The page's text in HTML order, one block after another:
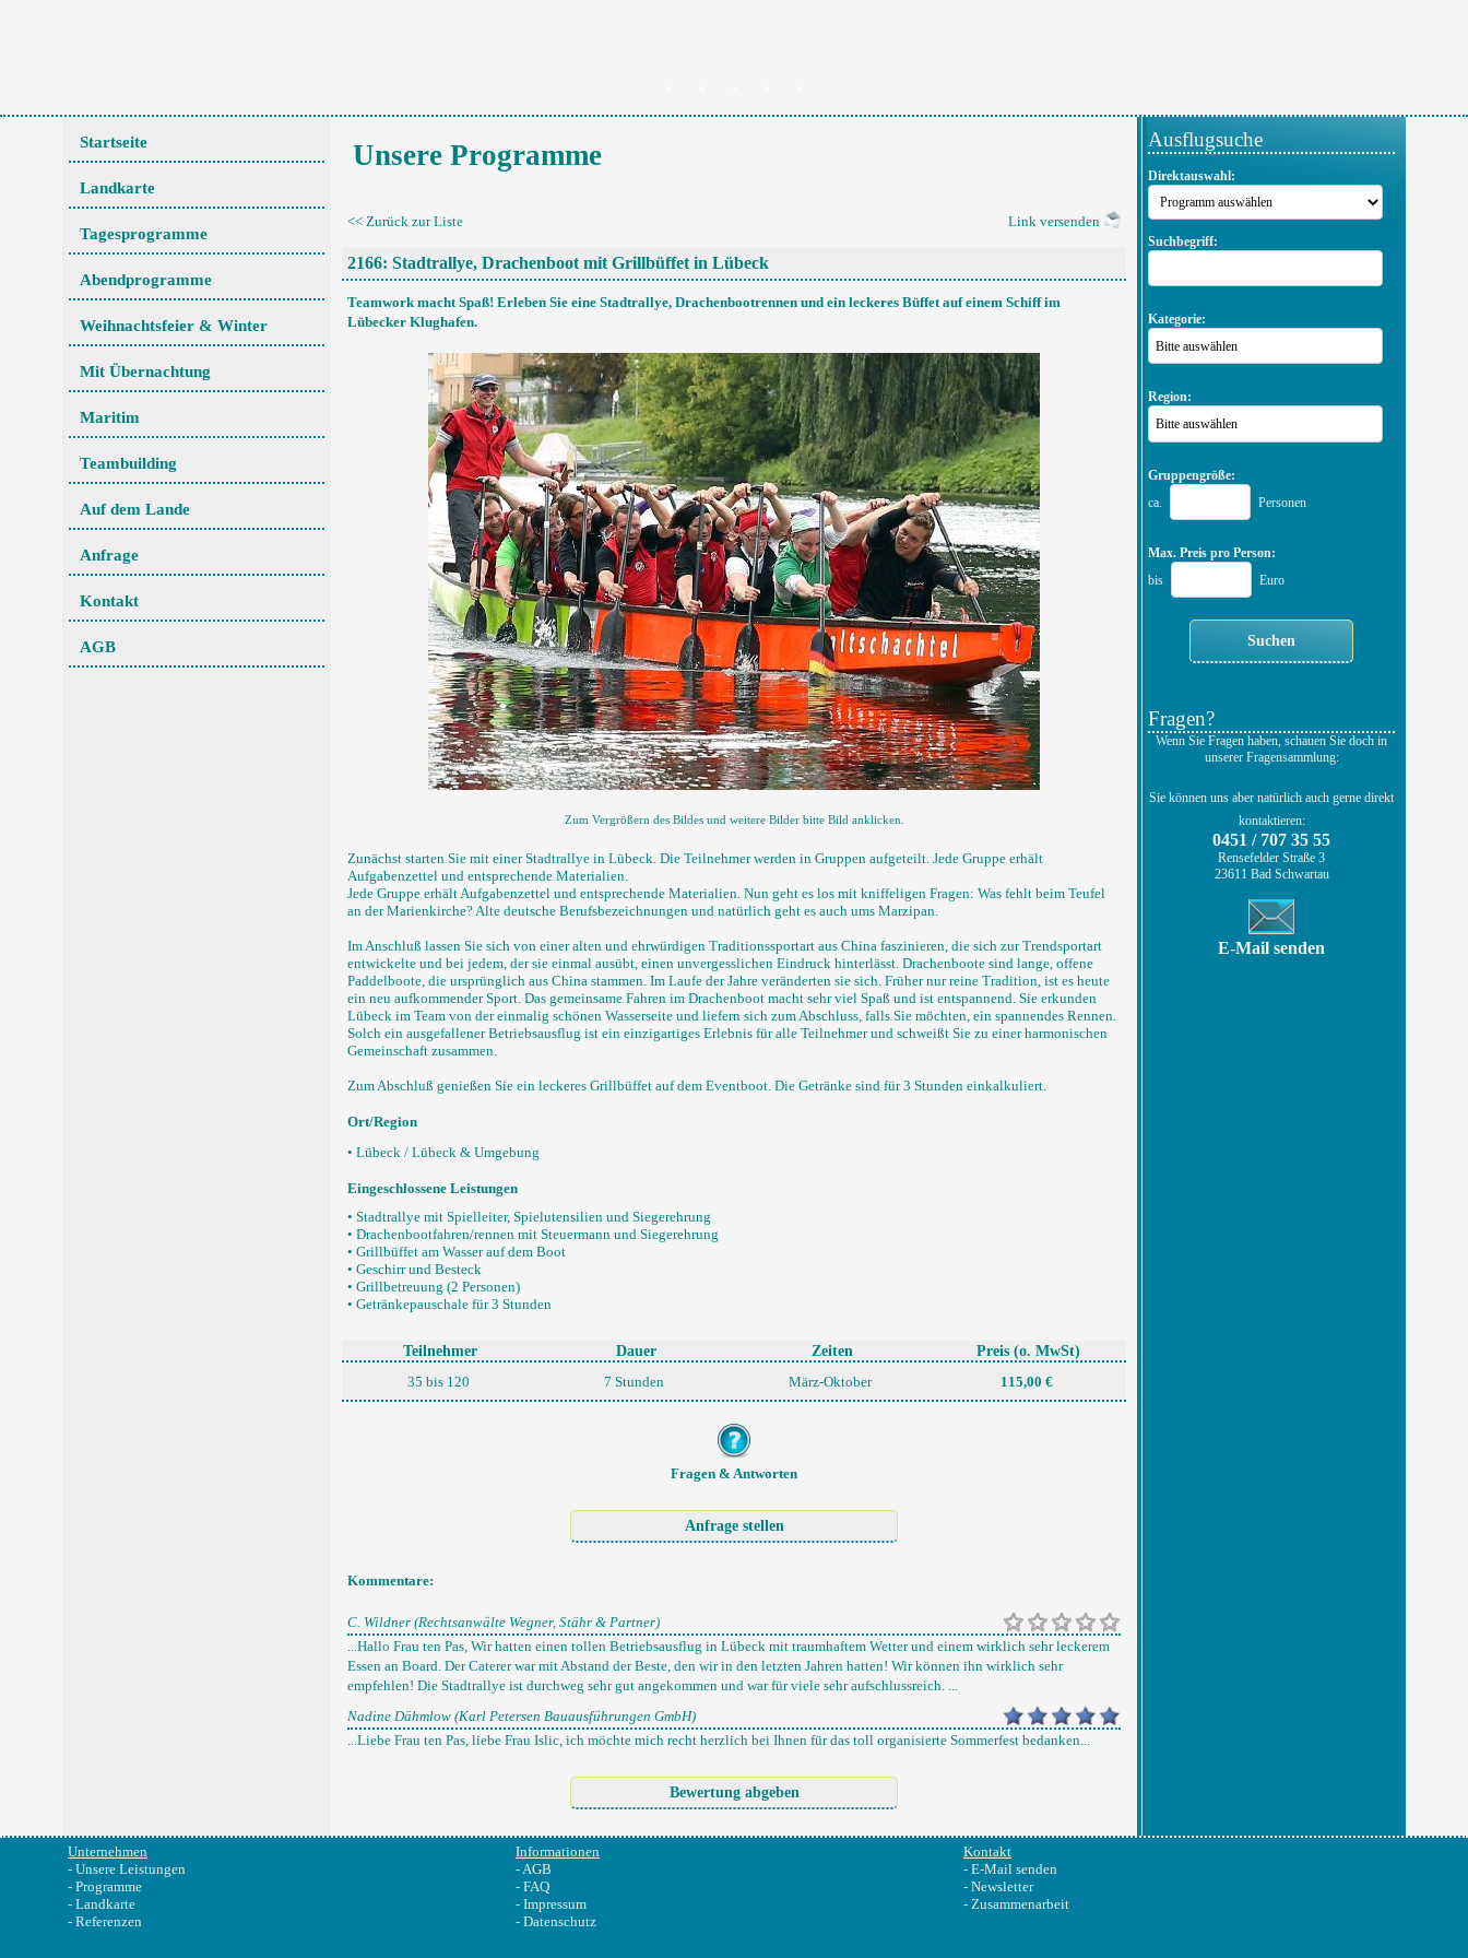
Startseite
Landkarte
Tagesprogramme
Abendprogramme
Weihnachtsfeier & Winter
Mit Übernachtung
Maritim
Teambuilding
Auf dem Lande
Anfrage
Kontakt
AGB
Unsere Programme
<< Zurück zur Liste Link versenden
2166: Stadtrallye, Drachenboot mit Grillbüffet in Lübeck
Teamwork macht Spaß! Erleben Sie eine Stadtrallye, Drachenbootrennen und ein leckeres Büffet auf einem Schiff im
Lübecker Klughafen.
Zum Vergrößern des Bildes und weitere Bilder bitte Bild anklicken.
Zunächst starten Sie mit einer Stadtrallye in Lübeck. Die Teilnehmer werden in Gruppen aufgeteilt. Jede Gruppe erhält
Aufgabenzettel und entsprechende Materialien.
Jede Gruppe erhält Aufgabenzettel und entsprechende Materialien. Nun geht es los mit kniffeligen Fragen: Was fehlt beim Teufel
an der Marienkirche? Alte deutsche Berufsbezeichnungen und natürlich geht es auch ums Marzipan.
Im Anschluß lassen Sie sich von einer alten und ehrwürdigen Traditionssportart aus China faszinieren, die sich zur Trendsportart
entwickelte und bei jedem, der sie einmal ausübt, einen unvergesslichen Eindruck hinterlässt. Drachenboote sind lange, offene
Paddelboote, die ursprünglich aus China stammen. Im Laufe der Jahre veränderten sie sich. Früher nur reine Tradition, ist es heute
ein neu aufkommender Sport. Das gemeinsame Fahren im Drachenboot macht sehr viel Spaß und ist entspannend. Sie erkunden
Lübeck im Team von der einmalig schönen Wasserseite und liefern sich zum Abschluss, falls Sie möchten, ein spannendes Rennen.
Solch ein ausgefallener Betriebsausflug ist ein einzigartiges Erlebnis für alle Teilnehmer und schweißt Sie zu einer harmonischen
Gemeinschaft zusammen.
Zum Abschluß genießen Sie ein leckeres Grillbüffet auf dem Eventboot. Die Getränke sind für 3 Stunden einkalkuliert.
Ort/Region
• Lübeck / Lübeck & Umgebung
Eingeschlossene Leistungen
• Stadtrallye mit Spielleiter, Spielutensilien und Siegerehrung
• Drachenbootfahren/rennen mit Steuermann und Siegerehrung
• Grillbüffet am Wasser auf dem Boot
• Geschirr und Besteck
• Grillbetreuung (2 Personen)
• Getränkepauschale für 3 Stunden
Teilnehmer Dauer Zeiten Preis(o. MwSt)
35 bis 120 7 Stunden März-Oktober 115,00 €
Fragen & Antworten
Kommentare:
C. Wildner (Rechtsanwälte Wegner, Stähr & Partner)
...Hallo Frau ten Pas, Wir hatten einen tollen Betriebsausflug in Lübeck mit traumhaftem Wetter und einem wirklich sehr leckerem
Essen an Board. Der Caterer war mit Abstand der Beste, den wir in den letzten Jahren hatten! Wir können ihn wirklich sehr
empfehlen! Die Stadtrallye ist durchweg sehr gut angekommen und war für viele sehr aufschlussreich. ...
Nadine Dähmlow (Karl Petersen Bauausführungen GmbH)
...Liebe Frau ten Pas, liebe Frau Islic, ich möchte mich recht herzlich bei Ihnen für das toll organisierte Sommerfest bedanken...
Ausflugsuche
Direktauswahl:
Suchbegriff:
Kategorie:
Bitte auswählen
Region:
Bitte auswählen
Gruppengröße:
ca.
Personen
Max. Preis pro Person:
bis
Euro
Fragen?
Wenn Sie Fragen haben, schauen Sie doch in
unserer Fragensammlung:
Sie können uns aber natürlich auch gerne direkt
kontaktieren:
0451 / 707 35 55
Rensefelder Straße 3
23611 Bad Schwartau
E-Mail senden
Unternehmen
- Unsere Leistungen
- Programme
- Landkarte
- Referenzen
Informationen
-AGB
- FAQ
- Impressum
- Datenschutz
Kontakt
- E-Mail senden
- Newsletter
- Zusammenarbeit